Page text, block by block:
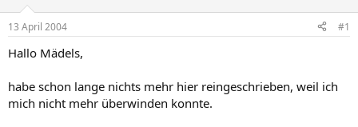
e
r
t
a
m
13 April 2004 #1
Hallo Mädels,
habe schon lange nichts mehr hier reingeschrieben, weil ich
mich nicht mehr überwinden konnte.